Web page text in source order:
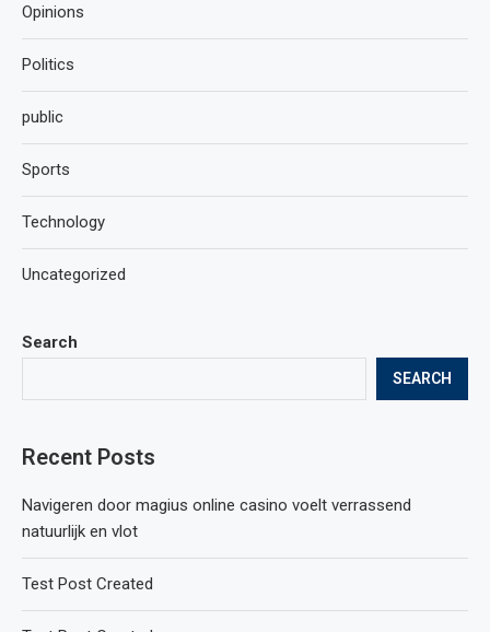
Search
SEARCH
Recent Posts
Navigeren door magius online casino voelt verrassend
natuurlijk en vlot
Test Post Created
Opinions
Politics
public
Sports
Technology
Uncategorized